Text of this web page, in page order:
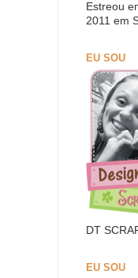
Estreou
2011 em
EU SOU
DT
EU SOU